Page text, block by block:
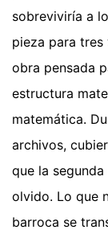
sobreviviría a
pieza para tres
obra pensada
estructura
matemática.
archivos,
que la
olvido. Lo que
barroca se